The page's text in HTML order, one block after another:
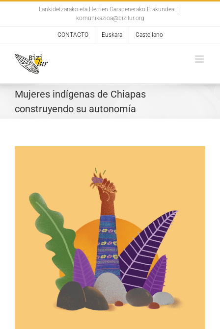
Lankidetzarako eta Herrien Garapenerako Erakundea
komunikazioa@bizilur.org
CONTACTO Euskara Castellano
Mujeres indígenas de Chiapas
construyendo su autonomía